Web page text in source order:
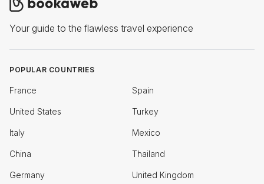
Your guide to the flawless travel experience
POPULAR COUNTRIES
France Spain
United States Turkey
Italy Mexico
China Thailand
Germany United Kingdom